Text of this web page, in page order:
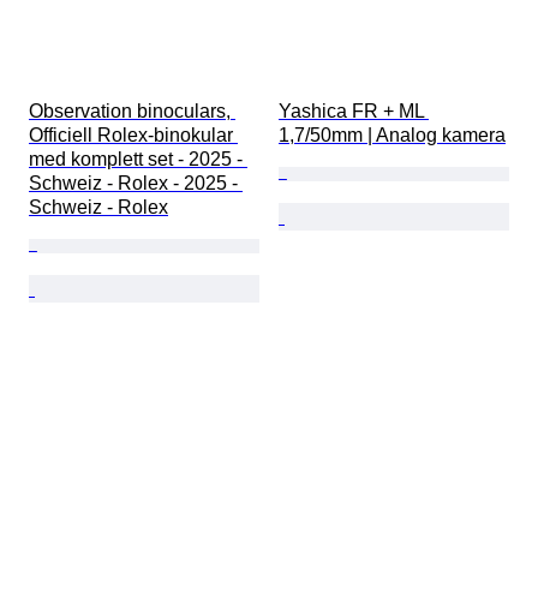
Observation binoculars,
Officiell Rolex-binokular
med komplett set - 2025 -
Schweiz - Rolex - 2025 -
Schweiz - Rolex
Yashica FR + ML
1,7/50mm | Analog kamera